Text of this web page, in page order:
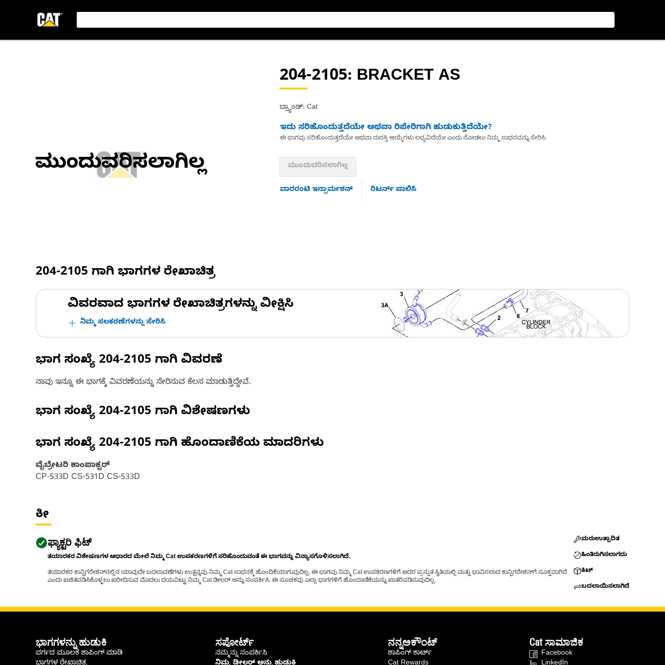
ಮುಂದುವರಿಸಲಾಗಿಲ್ಲ
204-2105: BRACKET AS
ಬ್ರ್ಯಾಂಡ್: Cat
ಇದು ಸರಿಹೊಂದುತ್ತದೆಯೇ ಅಥವಾ ರಿಪೇರಿಗಾಗಿ ಹುಡುಕುತ್ತಿದೆಯೇ?
ಈ ಭಾಗವು ಸರಿಹೊಂದುತ್ತದೆಯೇ ಅಥವಾ ದುರಸ್ತಿ ಆಯ್ಕೆಗಳು ಲಭ್ಯವಿದೆಯೇ ಎಂದು ನೋಡಲು ನಿಮ್ಮ ಸಾಧನವನ್ನು ಸೇರಿಸಿ.
ಮುಂದುವರಿಸಲಾಗಿಲ್ಲ
ವಾರರಂಟಿ ಇನ್ಫಾರ್ಮಶನ್ ರಿಟರ್ನ್ ಪಾಲಿಸಿ
204-2105 ಗಾಗಿ ಭಾಗಗಳ ರೇಖಾಚಿತ್ರ
ವಿವರವಾದ ಭಾಗಗಳ ರೇಖಾಚಿತ್ರಗಳನ್ನು ವೀಕ್ಷಿಸಿ
ನಿಮ್ಮ ಸಲಕರಣೆಗಳನ್ನು ಸೇರಿಸಿ
ಭಾಗ ಸಂಖ್ಯೆ 204-2105 ಗಾಗಿ ವಿವರಣೆ
ನಾವು ಇನ್ನೂ ಈ ಭಾಗಕ್ಕೆ ವಿವರಣೆಯನ್ನು ಸೇರಿಸುವ ಕೆಲಸ ಮಾಡುತ್ತಿದ್ದೇವೆ.
ಭಾಗ ಸಂಖ್ಯೆ 204-2105 ಗಾಗಿ ವಿಶೇಷಣಗಳು
ಭಾಗ ಸಂಖ್ಯೆ 204-2105 ಗಾಗಿ ಹೊಂದಾಣಿಕೆಯ ಮಾದರಿಗಳು
ವೈಬ್ರೇಟರಿ ಕಾಂಪಾಕ್ಟರ್‌
CP-533D CS-531D CS-533D
ಕೀ
ಫ್ಯಾಕ್ಟರಿ ಫಿಟ್
ತಯಾರಕರ ವಿಶೇಷಣಗಳ ಆಧಾರದ ಮೇಲೆ ನಿಮ್ಮ Cat ಉಪಕರಣಗಳಿಗೆ ಸರಿಹೊಂದುವಂತೆ ಈ ಭಾಗವನ್ನು ವಿನ್ಯಾಸಗೊಳಿಸಲಾಗಿದೆ.
ತಯಾರಕರ ಕಾನ್ಫಿಗರೇಶನ್‌ನಲ್ಲಿನ ಯಾವುದೇ ಬದಲಾವಣೆಗಳು ಉತ್ಪನ್ನವು ನಿಮ್ಮ Cat ಸಾಧನಕ್ಕೆ ಹೊಂದಿಕೆಯಾಗುವುದಿಲ್ಲ. ಈ ಭಾಗವು ನಿಮ್ಮ Cat ಉಪಕರಣಗಳಿಗೆ ಅದರ ಪ್ರಸ್ತುತ ಸ್ಥಿತಿಯಲ್ಲಿ ಮತ್ತು ಭಾವಿಸಲಾದ ಕಾನ್ಫಿಗರೇಶನ್‌ಗೆ ಸೂಕ್ತವಾಗಿದೆ
ಎಂದು ಖಚಿತಪಡಿಸಿಕೊಳ್ಳಲು ಖರೀದಿಸುವ ಮೊದಲು ದಯವಿಟ್ಟು ನಿಮ್ಮ Cat ಡೀಲರ್ ಅನ್ನು ಸಂಪರ್ಕಿಸಿ. ಈ ಸೂಚಕವು ಎಲ್ಲಾ ಭಾಗಗಳಿಗೆ ಹೊಂದಾಣಿಕೆಯನ್ನು ಖಾತರಿಪಡಿಸುವುದಿಲ್ಲ.
ಮರುಉತ್ಪಾದಿತ
ಹಿಂತಿರುಗಿಸಲಾಗದು
ಕಿಟ್
ಬದಲಾಯಿಸಲಾಗಿದೆ
ಭಾಗಗಳನ್ನು ಹುಡುಕಿ
ವರ್ಗದ ಮೂಲಕ ಶಾಪಿಂಗ್ ಮಾಡಿ
ಸಪೋರ್ಟ್
ನಮ್ಮನ್ನು ಸಂಪರ್ಕಿಸಿ
ನನ್ನಅಕೌಂಟ್
ಶಾಪಿಂಗ್ ಕಾರ್ಟ್
Cat ಸಾಮಾಜಿಕ
Facebook